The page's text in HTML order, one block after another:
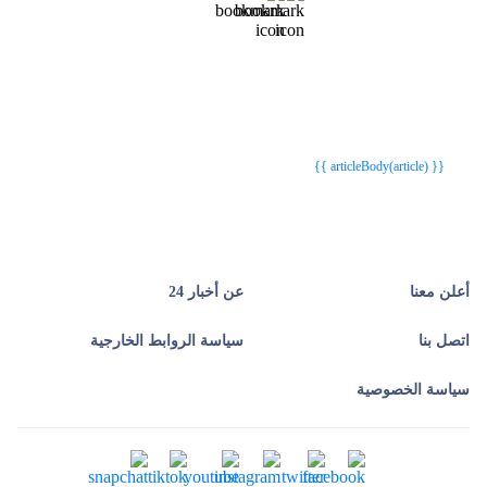
{{ articleBody(article) }}
أعلن معنا عن أخبار 24
اتصل بنا سياسة الروابط الخارجية
سياسة الخصوصية